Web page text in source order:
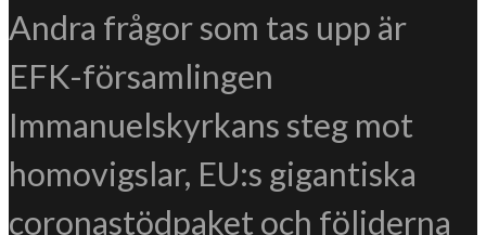
Andra frågor som tas upp är
EFK-församlingen
Immanuelskyrkans steg mot
homovigslar, EU:s gigantiska
coronastödpaket och följderna